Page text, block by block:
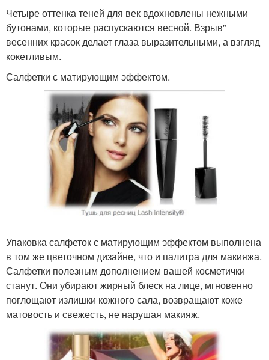
Четыре оттенка теней для век вдохновлены нежными
бутонами, которые распускаются весной. Взрыв"
весенних красок делает глаза выразительными, а взгляд
кокетливым.
Салфетки с матирующим эффектом.
Упаковка салфеток с матирующим эффектом выполнена
в том же цветочном дизайне, что и палитра для макияжа.
Салфетки полезным дополнением вашей косметички
станут. Они убирают жирный блеск на лице, мгновенно
поглощают излишки кожного сала, возвращают коже
матовость и свежесть, не нарушая макияж.